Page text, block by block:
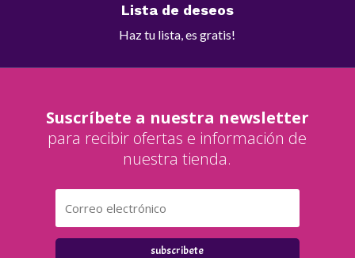
Lista de deseos
Haz tu lista, es gratis!
Suscríbete a nuestra newsletter
para recibir ofertas e información de
nuestra tienda.
subscribete